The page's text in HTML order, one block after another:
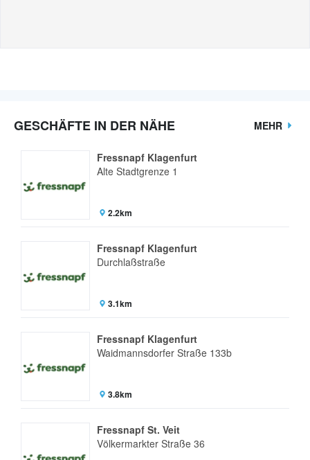
GESCHÄFTE IN DER NÄHE MEHR
Fressnapf Klagenfurt
Alte Stadtgrenze 1
2.2km
Fressnapf Klagenfurt
Durchlaßstraße
3.1km
Fressnapf Klagenfurt
Waidmannsdorfer Straße 133b
3.8km
Fressnapf St. Veit
Völkermarkter Straße 36